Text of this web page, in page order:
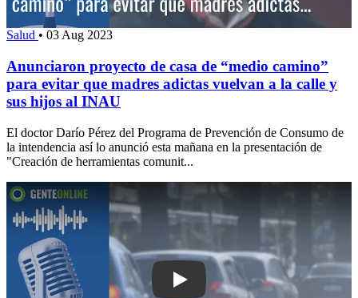
Salud • 03 Aug 2023
Anunciaron proyecto de casa de “medio camino”
para evitar que madres adictas vuelvan a la calle y
sus hijos al INAU
El doctor Darío Pérez del Programa de Prevención de Consumo de
la intendencia así lo anunció esta mañana en la presentación de
"Creación de herramientas comunit...
Play: Multas de tránsito volverán a